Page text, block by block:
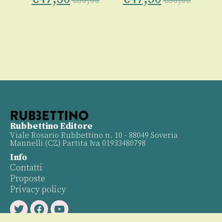
Rubbettino Editore
Viale Rosario Rubbettino n. 10 - 88049 Soveria
Mannelli (CZ) Partita Iva 01933480798
Info
Contatti
Proposte
Privacy policy
TwitterFacebookYoutube